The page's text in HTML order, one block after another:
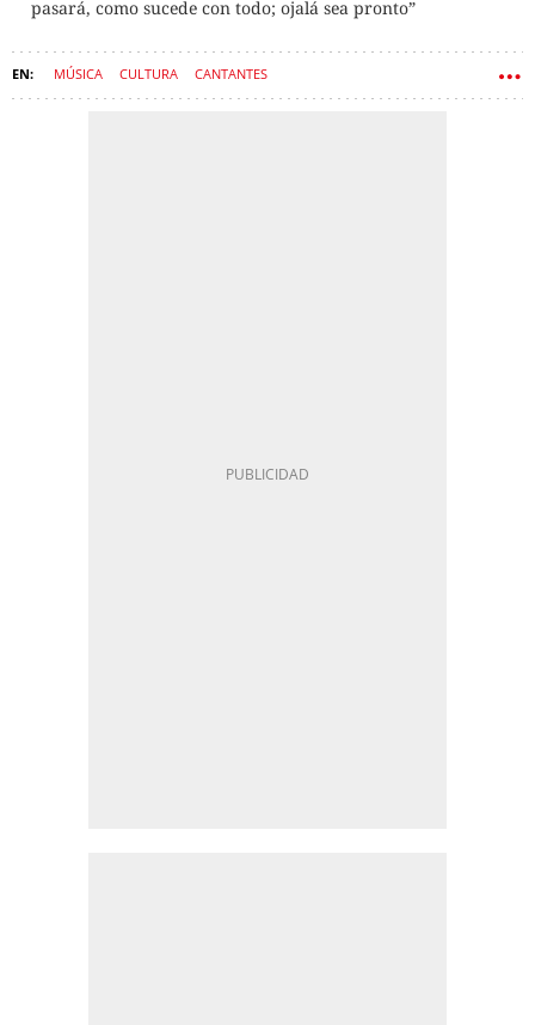
pasará, como sucede con todo; ojalá sea pronto”
MÚSICA CULTURA CANTANTES